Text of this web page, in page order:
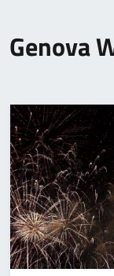
Genova